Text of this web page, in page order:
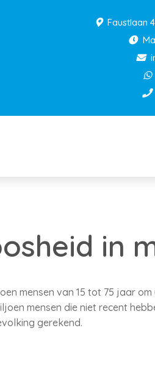
Faustlaan
in
mensen van 15 tot 75 jaar
mensen die niet recent
gerekend.